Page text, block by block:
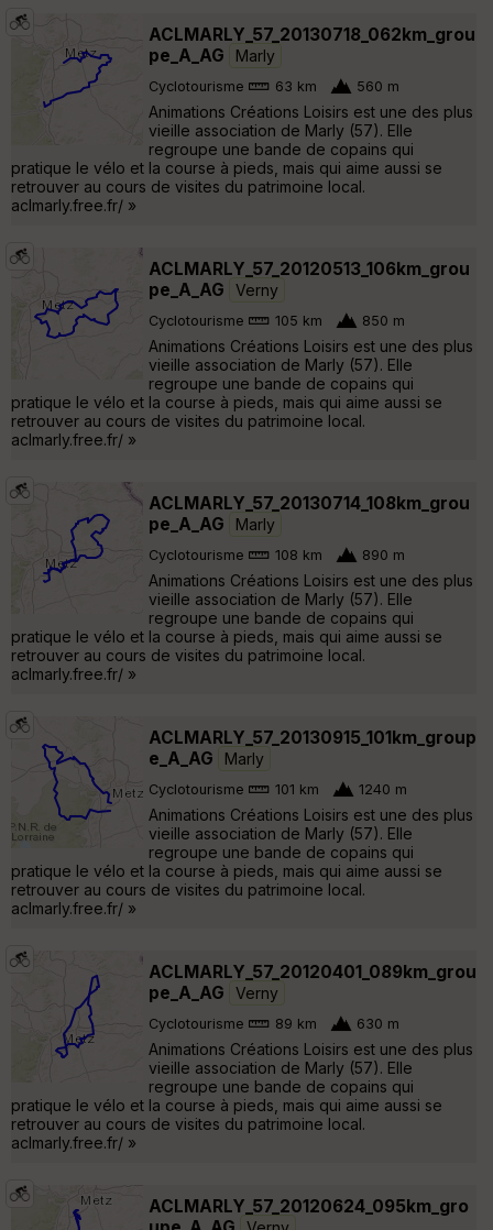
ACLMARLY_57_20130718_062km_grou
pe_A_AG
Marly
Cyclotourisme 63 km 560 m
Animations Créations Loisirs est une des plus
vieille association de Marly (57). Elle
regroupe une bande de copains qui
pratique le vélo et la course à pieds, mais qui aime aussi se
retrouver au cours de visites du patrimoine local.
aclmarly.free.fr/ »
ACLMARLY_57_20120513_106km_grou
pe_A_AG
Verny
Cyclotourisme 105 km 850 m
Animations Créations Loisirs est une des plus
vieille association de Marly (57). Elle
regroupe une bande de copains qui
pratique le vélo et la course à pieds, mais qui aime aussi se
retrouver au cours de visites du patrimoine local.
aclmarly.free.fr/ »
ACLMARLY_57_20130714_108km_grou
pe_A_AG
Marly
Cyclotourisme 108 km 890 m
Animations Créations Loisirs est une des plus
vieille association de Marly (57). Elle
regroupe une bande de copains qui
pratique le vélo et la course à pieds, mais qui aime aussi se
retrouver au cours de visites du patrimoine local.
aclmarly.free.fr/ »
ACLMARLY_57_20130915_101km_group
e_A_AG
Marly
Cyclotourisme 101 km 1240 m
Animations Créations Loisirs est une des plus
vieille association de Marly (57). Elle
regroupe une bande de copains qui
pratique le vélo et la course à pieds, mais qui aime aussi se
retrouver au cours de visites du patrimoine local.
aclmarly.free.fr/ »
ACLMARLY_57_20120401_089km_grou
pe_A_AG
Verny
Cyclotourisme 89 km 630 m
Animations Créations Loisirs est une des plus
vieille association de Marly (57). Elle
regroupe une bande de copains qui
pratique le vélo et la course à pieds, mais qui aime aussi se
retrouver au cours de visites du patrimoine local.
aclmarly.free.fr/ »
ACLMARLY_57_20120624_095km_gro